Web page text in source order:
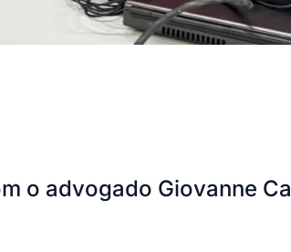
o advogado Giovanne